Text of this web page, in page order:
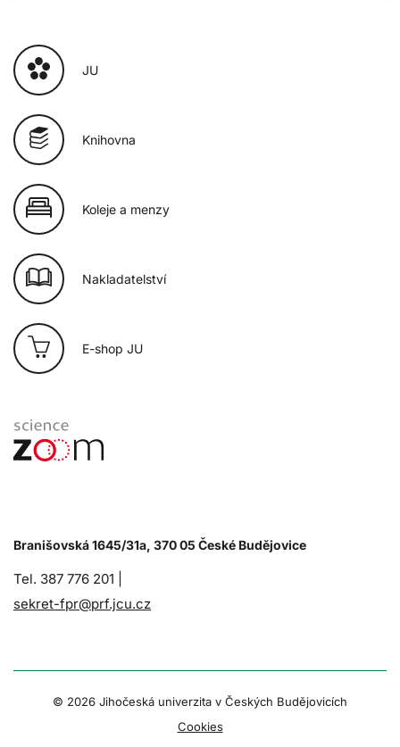
JU
Knihovna
Koleje a menzy
Nakladatelství
E-shop JU
Branišovská 1645/31a, 370 05 České Budějovice
Tel. 387 776 201 |
sekret-fpr@prf.jcu.cz
© 2026 Jihočeská univerzita v Českých Budějovicích
Cookies